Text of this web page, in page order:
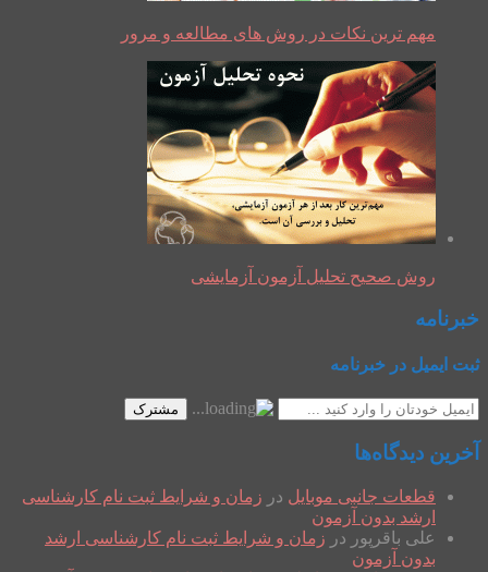
مهم ترین نکات در روش های مطالعه و مرور
روش صحیح تحلیل آزمون آزمایشی
خبرنامه
ثبت ایمیل در خبرنامه
مشترک
آخرین دیدگاه‌ها
قطعات جانبی موبایل در زمان و شرایط ثبت نام کارشناسی
ارشد بدون آزمون
علی باقرپور در زمان و شرایط ثبت نام کارشناسی ارشد
بدون آزمون